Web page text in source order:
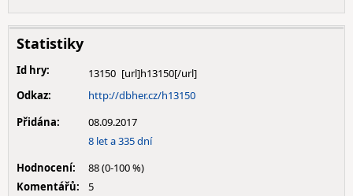
Statistiky
Id hry:
13150
Odkaz:
http://dbher.cz/h13150
Přidána:
08.09.2017
8 let a 335 dní
Hodnocení:
88 (0-100 %)
Komentářů:
5